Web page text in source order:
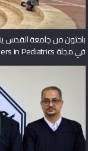
باحثون من جامعة القدس
في مجلة Frontiers in Pediatrics